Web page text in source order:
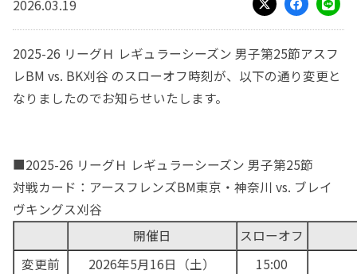
2026.03.19
X
Facebook
LINE
2025-26 リーグＨ レギュラーシーズン 男子第25節アスフ
レBM vs. BK刈谷 のスローオフ時刻が、以下の通り変更と
なりましたのでお知らせいたします。
■2025-26 リーグＨ レギュラーシーズン 男子第25節
対戦カード：アースフレンズBM東京・神奈川 vs. ブレイ
ヴキングス刈谷
開催日
スローオフ
変更前
2026年5月16日（土）
15:00